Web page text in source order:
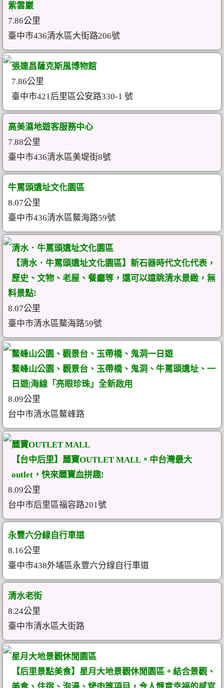
紫雲巖
7.86公里
臺中市436清水區大街路206號
張連昌薩克斯風博物館
7.86公里
臺中市421后里區公安路330-1 號
高美濕地遊客服務中心
7.88公里
臺中市436清水區美堤街8號
牛罵頭遺址文化園區
8.07公里
臺中市436清水區鰲海路59號
清水．牛罵頭遺址文化園區
【清水．牛罵頭遺址文化園區】新石器時代文化代表，
歷史、文物、老屋、餐廳等，還可以遠眺清水景緻，無
料景點!
8.07公里
臺中市清水區鰲海路59號
鰲峰山公園、觀景台、玉帶橋、鬼洞一日遊
鰲峰山公園、觀景台、玉帶橋、鬼洞、牛罵頭遺址、一
日遊|海線「亮眼珍珠」全新啟用
8.09公里
台中市清水區鰲峰路
麗寶OUTLET MALL
【台中后里】麗寶OUTLET MALL。中台灣最大
outlet，快來麗寶血拼趣!
8.09公里
台中市后里區福容路201號
永豐六分線自行車道
8.16公里
臺中市438外埔區永豐六分線自行車道
清水老街
8.24公里
臺中市清水區大街路
星月大地景觀休閒園區
【后里景點美食】星月大地景觀休閒園區。結合景觀、